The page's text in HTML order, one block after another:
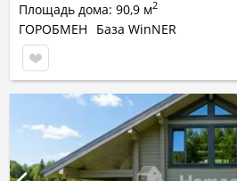
Площадь дома: 90,9 м2
ГОРОБМЕН
База WinNER